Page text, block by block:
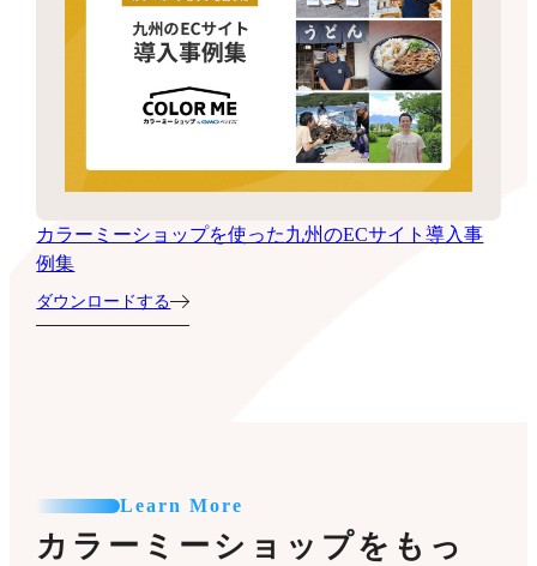
カラーミーショップを使った九州のECサイト導入事
例集
ダウンロードする
Learn More
カラーミーショップをもっ